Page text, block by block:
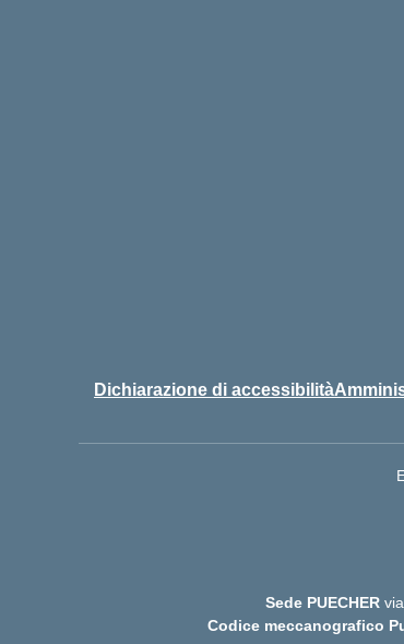
Dichiarazione di accessibilità
Sede PUECHER
Codice meccanografico